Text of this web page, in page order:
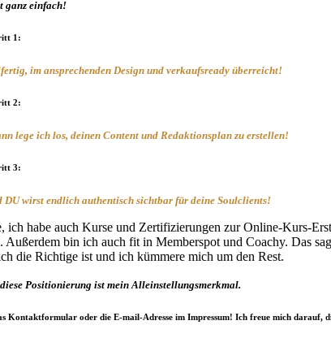
ganz einfach!
1 :
im ansprechenden Design und verkaufsready überreicht!
2:
lege ich los, deinen Content und Redaktionsplan zu erstellen!
3:
wirst endlich authentisch sichtbar für deine Soulclients!
habe auch Kurse und Zertifizierungen zur Online-Kurs-
bin ich auch fit in Memberspot und Coachy. Das
die Richtige ist und ich kümmere mich um den Rest.
Positionierung ist mein Alleinstellungsmerkmal.
Kontaktformular oder die E-mail-Adresse im Impressum! Ich freue mich darauf,